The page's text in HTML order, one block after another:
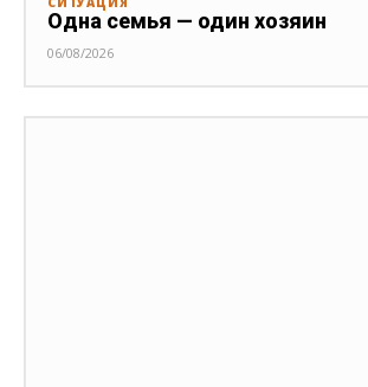
Одна семья — один хозяин
06/08/2026